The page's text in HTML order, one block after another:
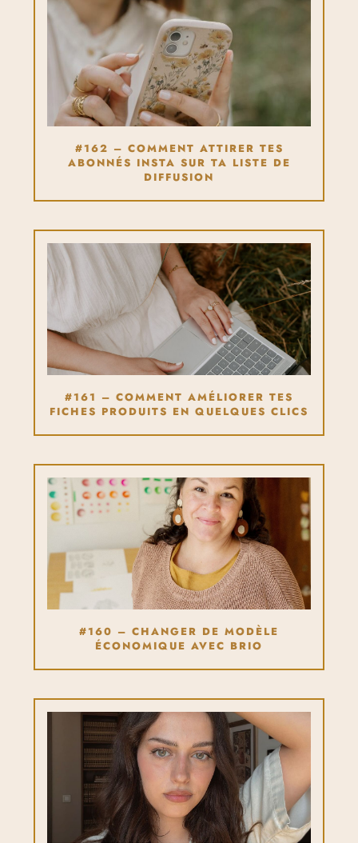
#162 – COMMENT ATTIRER TES
ABONNÉS INSTA SUR TA LISTE DE
DIFFUSION
#161 – COMMENT AMÉLIORER TES
FICHES PRODUITS EN QUELQUES CLICS
#160 – CHANGER DE MODÈLE
ÉCONOMIQUE AVEC BRIO